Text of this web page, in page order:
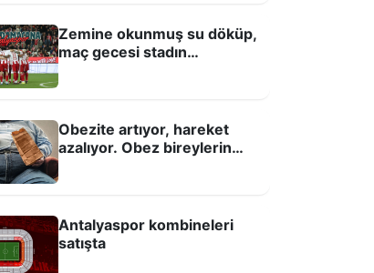
Airlines, Antalyaspor
İsim Sponsorluğu’ndan
Zemine okunmuş su döküp,
maç gecesi stadın
Obezite artıyor, hareket
azalıyor. Obez bireylerin
Antalyaspor kombineleri
satışta